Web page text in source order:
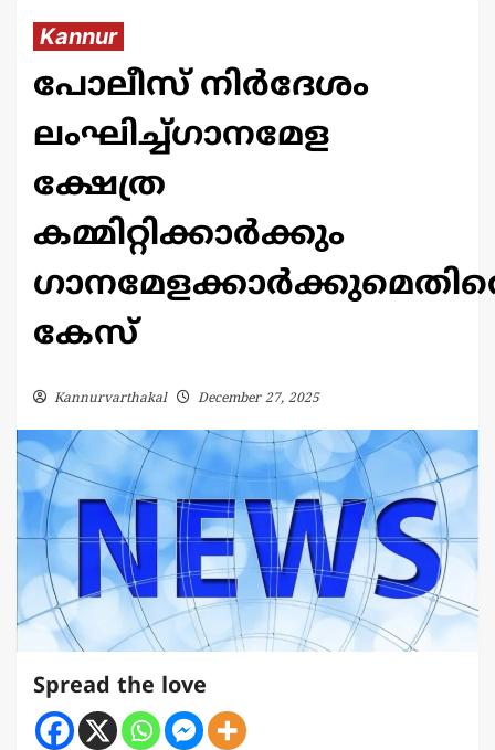
Kannur
പോലീസ് നിർദേശം
ലംഘിച്ച്ഗാനമേള
ക്ഷേത്ര
കമ്മിറ്റിക്കാർക്കും
കേസ്
Kannurvarthakal December 27, 2025
Spread the love